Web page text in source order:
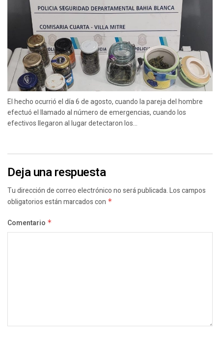
El hecho ocurrió el día 6 de agosto, cuando la pareja del hombre
efectuó el llamado al número de emergencias, cuando los
efectivos llegaron al lugar detectaron los...
Deja una respuesta
Tu dirección de correo electrónico no será publicada.Los campos
obligatorios están marcados con *
Comentario *